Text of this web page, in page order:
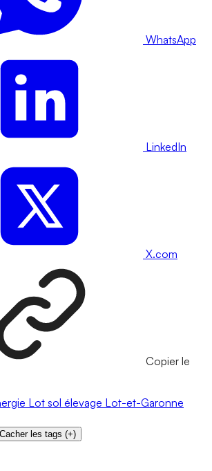
WhatsApp
LinkedIn
X.com
Copier le
Lot sol élevage Lot-et-Garonne
Cacher les tags (+)